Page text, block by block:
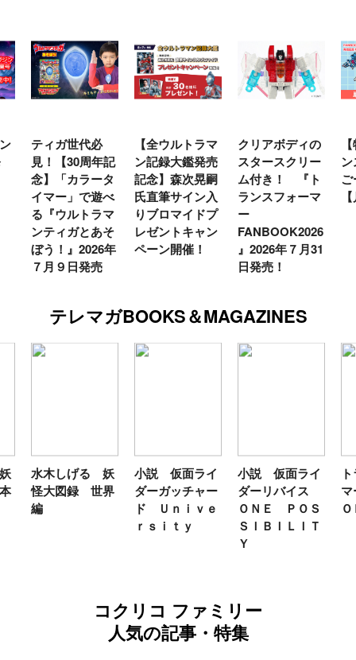
ティガ世代必
見！【30周年記
念】「カラータ
イマー」で遊べ
る『ウルトラマ
ンティガとあそ
ぼう！』2026年
７月９日発売
【全ウルトラマ
ン記録大鑑発売
記念】森次晃嗣
氏直筆サイン入
りブロマイドプ
レゼントキャン
ペーン開催！
クリアボディの
スタースクリー
ム付き！ 『ト
ランスフォーマ
ー
FANBOOK2026
』2026年７月31
日発売！
テレマガBOOKS＆MAGAZINES
水木しげる 妖
怪大図録 世界
編
小説 仮面ライ
ダーガッチャー
ド Ｕｎｉｖｅ
ｒｓｉｔｙ
小説 仮面ライ
ダーリバイス
ＯＮＥ ＰＯＳ
ＳＩＢＩＬＩＴ
Ｙ
コクリコ ファミリー
人気の記事・特集